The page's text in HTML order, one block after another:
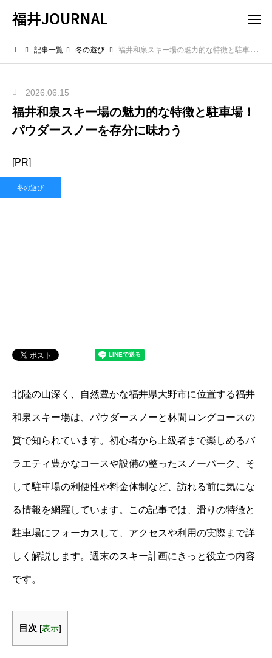
福井JOURNAL
記事一覧 冬の遊び 福井和泉スキー場の魅力的な特徴と駐車場！パウダースノーを存分に味わう
2026.06.15
福井和泉スキー場の魅力的な特徴と駐車場！
パウダースノーを存分に味わう
[PR]
冬の遊び
北陸の山深く、自然豊かな福井県大野市に位置する福井
和泉スキー場は、パウダースノーと林間ロングコースの
質で知られています。初心者から上級者まで楽しめるバ
ラエティ豊かなコースや設備の整ったスノーパーク、そ
して駐車場の利便性や料金体制など、訪れる前に気にな
る情報を網羅しています。この記事では、滑りの特徴と
駐車場にフォーカスして、アクセスや利用の実際まで詳
しく解説します。週末のスキー計画にきっと役立つ内容
です。
目次 [表示]